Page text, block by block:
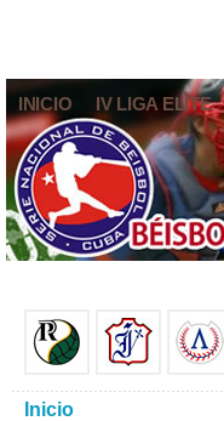
INICIO IV LIGA ELITE
Inicio